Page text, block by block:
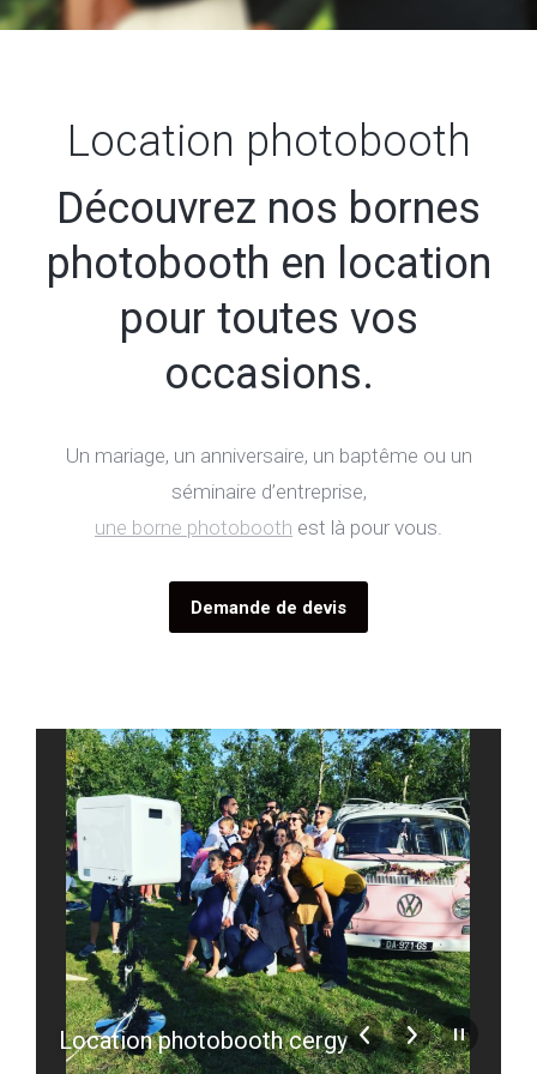
Location photobooth
Découvrez nos bornes
photobooth en location
pour toutes vos
occasions.
Un mariage, un anniversaire, un baptême ou un
séminaire d’entreprise,
une borne photobooth est là pour vous.
Demande de devis
Location photobooth cergy